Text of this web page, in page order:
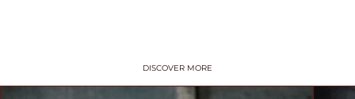
DISCOVER MORE